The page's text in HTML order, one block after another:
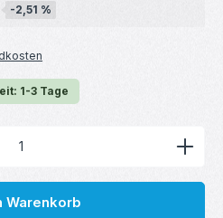
-2,51 %
1-3 Tage
gewünschten Wert ein
Warenkorb